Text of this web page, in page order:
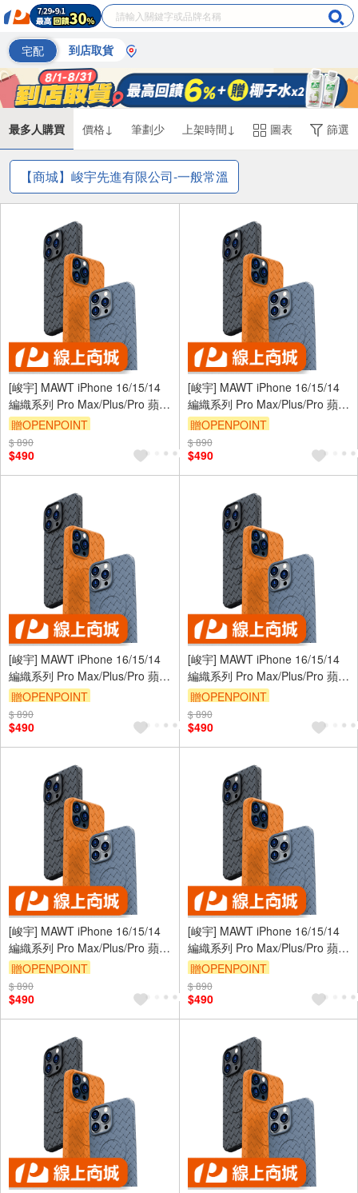
宅配 到店取貨
最多人購買 價格↓ 筆劃少 上架時間↓ 圖表 篩選
【商城】峻宇先進有限公司-一般常溫
[峻宇] MAWT iPhone 16/15/14
編織系列 Pro Max/Plus/Pro 蘋果
奢華磁吸保護殼 MagSafe 升級
防滑鏡頭保護 手機保護套
贈OPENPOINT
$ 890
$490
[峻宇] MAWT iPhone 16/15/14
編織系列 Pro Max/Plus/Pro 蘋果
奢華磁吸保護殼 MagSafe 升級
防滑鏡頭保護 手機保護套
贈OPENPOINT
$ 890
$490
[峻宇] MAWT iPhone 16/15/14
編織系列 Pro Max/Plus/Pro 蘋果
奢華磁吸保護殼 MagSafe 升級
防滑鏡頭保護 手機保護套
贈OPENPOINT
$ 890
$490
[峻宇] MAWT iPhone 16/15/14
編織系列 Pro Max/Plus/Pro 蘋果
奢華磁吸保護殼 MagSafe 升級
防滑鏡頭保護 手機保護套
贈OPENPOINT
$ 890
$490
[峻宇] MAWT iPhone 16/15/14
編織系列 Pro Max/Plus/Pro 蘋果
奢華磁吸保護殼 MagSafe 升級
防滑鏡頭保護 手機保護套
贈OPENPOINT
$ 890
$490
[峻宇] MAWT iPhone 16/15/14
編織系列 Pro Max/Plus/Pro 蘋果
奢華磁吸保護殼 MagSafe 升級
防滑鏡頭保護 手機保護套
贈OPENPOINT
$ 890
$490